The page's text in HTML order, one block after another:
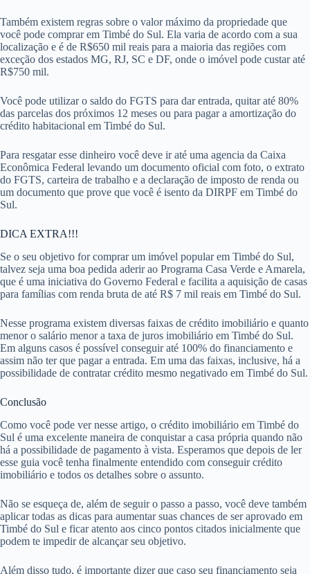
Também existem regras sobre o valor máximo da propriedade que
você pode comprar em Timbé do Sul. Ela varia de acordo com a sua
localização e é de R$650 mil reais para a maioria das regiões com
exceção dos estados MG, RJ, SC e DF, onde o imóvel pode custar até
R$750 mil.
Você pode utilizar o saldo do FGTS para dar entrada, quitar até 80%
das parcelas dos próximos 12 meses ou para pagar a amortização do
crédito habitacional em Timbé do Sul.
Para resgatar esse dinheiro você deve ir até uma agencia da Caixa
Econômica Federal levando um documento oficial com foto, o extrato
do FGTS, carteira de trabalho e a declaração de imposto de renda ou
um documento que prove que você é isento da DIRPF em Timbé do
Sul.
DICA EXTRA!!!
Se o seu objetivo for comprar um imóvel popular em Timbé do Sul,
talvez seja uma boa pedida aderir ao Programa Casa Verde e Amarela,
que é uma iniciativa do Governo Federal e facilita a aquisição de casas
para famílias com renda bruta de até R$ 7 mil reais em Timbé do Sul.
Nesse programa existem diversas faixas de crédito imobiliário e quanto
menor o salário menor a taxa de juros imobiliário em Timbé do Sul.
Em alguns casos é possível conseguir até 100% do financiamento e
assim não ter que pagar a entrada. Em uma das faixas, inclusive, há a
possibilidade de contratar crédito mesmo negativado em Timbé do Sul.
Conclusão
Como você pode ver nesse artigo, o crédito imobiliário em Timbé do
Sul é uma excelente maneira de conquistar a casa própria quando não
há a possibilidade de pagamento à vista. Esperamos que depois de ler
esse guia você tenha finalmente entendido com conseguir crédito
imobiliário e todos os detalhes sobre o assunto.
Não se esqueça de, além de seguir o passo a passo, você deve também
aplicar todas as dicas para aumentar suas chances de ser aprovado em
Timbé do Sul e ficar atento aos cinco pontos citados inicialmente que
podem te impedir de alcançar seu objetivo.
Além disso tudo, é importante dizer que caso seu financiamento seja